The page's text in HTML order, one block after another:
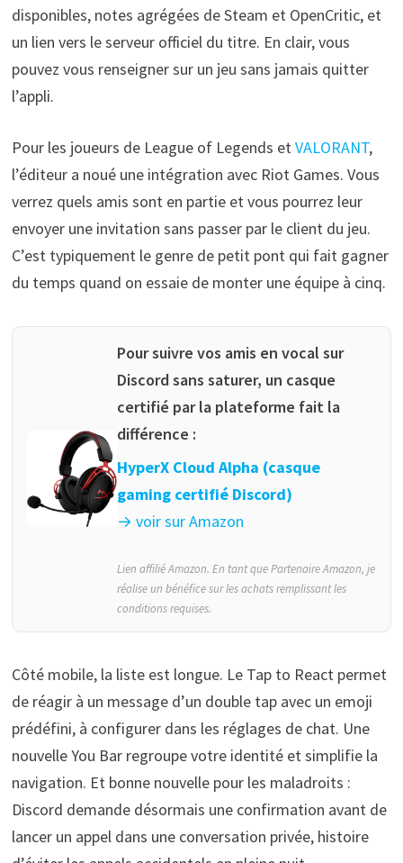
disponibles, notes agrégées de Steam et OpenCritic, et
un lien vers le serveur officiel du titre. En clair, vous
pouvez vous renseigner sur un jeu sans jamais quitter
l’appli.
Pour les joueurs de League of Legends etVALORANT,
l’éditeur a noué une intégration avec Riot Games. Vous
verrez quels amis sont en partie et vous pourrez leur
envoyer une invitation sans passer par le client du jeu.
C’est typiquement le genre de petit pont qui fait gagner
du temps quand on essaie de monter une équipe à cinq.
Pour suivre vos amis en vocal sur
Discord sans saturer, un casque
certifié par la plateforme fait la
différence :
HyperX Cloud Alpha (casque
gaming certifié Discord)
→ voir sur Amazon
Lien affilié Amazon. En tant que Partenaire Amazon, je
réalise un bénéfice sur les achats remplissant les
conditions requises.
Côté mobile, la liste est longue. Le Tap to React permet
de réagir à un message d’un double tap avec un emoji
prédéfini, à configurer dans les réglages de chat. Une
nouvelle You Bar regroupe votre identité et simplifie la
navigation. Et bonne nouvelle pour les maladroits :
Discord demande désormais une confirmation avant de
lancer un appel dans une conversation privée, histoire